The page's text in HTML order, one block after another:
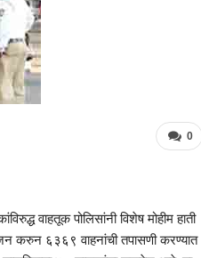
0
वाहतूक पोलिसांनी विशेष मोहीम हाती
करुन ६३६९ वाहनांची तपासणी करण्यात